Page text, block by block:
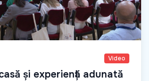
Video
și experiență adunată